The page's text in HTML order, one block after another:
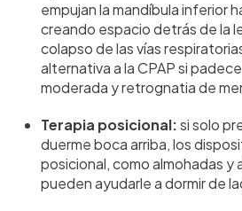
empujan la mandíbula inferior
creando espacio detrás de la
colapso de las vías
alternativa a la CPAP si
moderada y retrognatia de
Terapia posicional:si solo
duerme boca arriba, los
posicional, como almohadas y
pueden ayudarle a dormir de